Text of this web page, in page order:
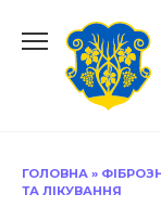
до
ГОЛОВНА »
ТА ЛІКУВАННЯ